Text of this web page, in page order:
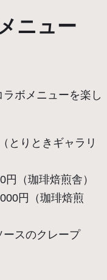
ニュー
ボメニューを楽し
とりときギャラリ
（珈琲焙煎舎）
円（珈琲焙煎
ースのクレープ